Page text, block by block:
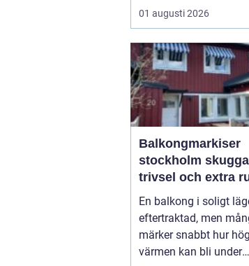
01 augusti 2026
Balkongmarkiser
stockholm skugga,
trivsel och extra
utomhus
En balkong i soligt
eftertraktad, men
märker snabbt hur hög
värmen kan bli under